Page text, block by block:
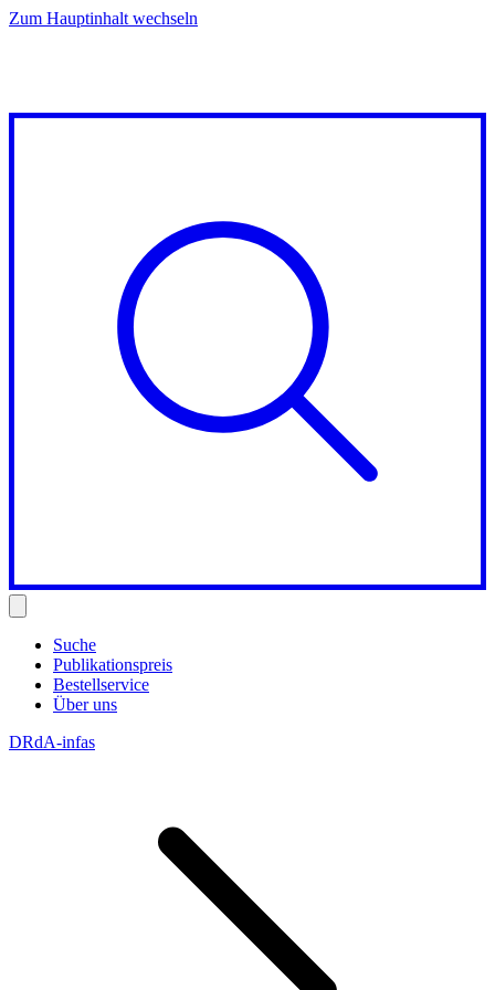
Zum Hauptinhalt wechseln
Suche
Publikationspreis
Bestellservice
Über uns
DRdA-infas